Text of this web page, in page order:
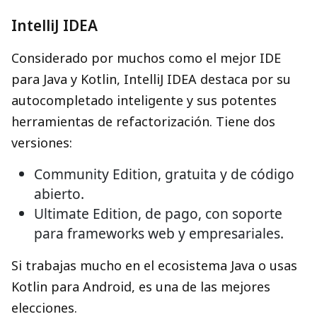
IntelliJ IDEA
Considerado por muchos como el mejor IDE
para Java y Kotlin, IntelliJ IDEA destaca por su
autocompletado inteligente y sus potentes
herramientas de refactorización. Tiene dos
versiones:
Community Edition, gratuita y de código
abierto.
Ultimate Edition, de pago, con soporte
para frameworks web y empresariales.
Si trabajas mucho en el ecosistema Java o usas
Kotlin para Android, es una de las mejores
elecciones.